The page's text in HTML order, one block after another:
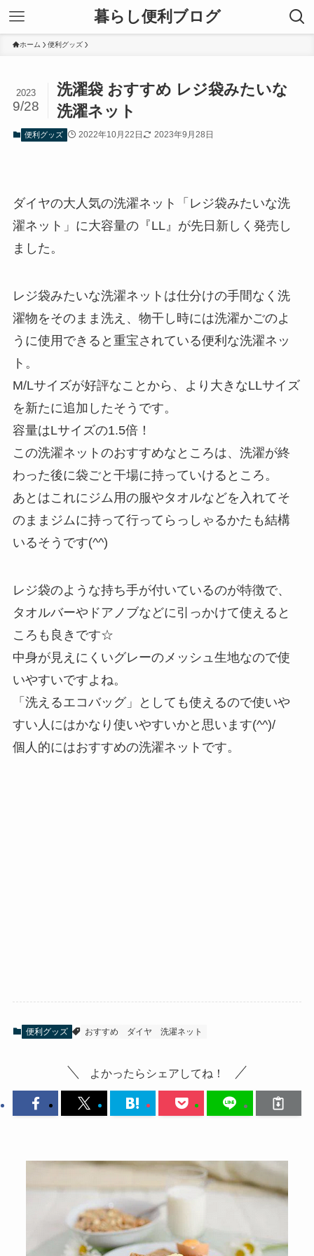
暮らし便利ブログ
ホーム 便利グッズ
洗濯袋 おすすめ レジ袋みたいな
洗濯ネット
2023
9/28
便利グッズ 2022年10月22日 2023年9月28日
ダイヤの大人気の洗濯ネット「レジ袋みたいな洗
濯ネット」に大容量の『LL』が先日新しく発売し
ました。
レジ袋みたいな洗濯ネットは仕分けの手間なく洗
濯物をそのまま洗え、物干し時には洗濯かごのよ
うに使用できると重宝されている便利な洗濯ネッ
ト。
M/Lサイズが好評なことから、より大きなLLサイズ
を新たに追加したそうです。
容量はLサイズの1.5倍！
この洗濯ネットのおすすめなところは、洗濯が終
わった後に袋ごと干場に持っていけるところ。
あとはこれにジム用の服やタオルなどを入れてそ
のままジムに持って行ってらっしゃるかたも結構
いるそうです(^^)
レジ袋のような持ち手が付いているのが特徴で、
タオルバーやドアノブなどに引っかけて使えると
ころも良きです☆
中身が見えにくいグレーのメッシュ生地なので使
いやすいですよね。
「洗えるエコバッグ」としても使えるので使いや
すい人にはかなり使いやすいかと思います(^^)/
個人的にはおすすめの洗濯ネットです。
便利グッズ おすすめ ダイヤ 洗濯ネット
よかったらシェアしてね！